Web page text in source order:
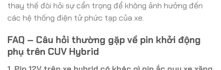
thay thế đòi hỏi sự cẩn trọng để không ảnh hưởng đến
các hệ thống điện tử phức tạp của xe.
FAQ – Câu hỏi thường gặp về pin khởi động
phụ trên CUV Hybrid